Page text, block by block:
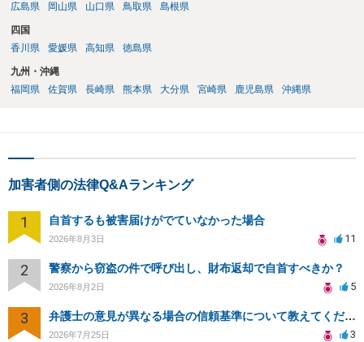
広島県
岡山県 山口県 鳥取県 島根県
四国
香川県
愛媛県 高知県 徳島県
九州・沖縄
福岡県
佐賀県 長崎県 熊本県 大分県 宮崎県 鹿児島県 沖縄県
加害者側の法律Q&Aランキング
1 自首するも被害届けがでていなかった場合
2026年8月3日 11
2 警察から窃盗の件で呼び出し、財布返却で自首すべきか？
2026年8月2日 5
3 弁護士の意見が異なる場合の信頼基準について教えてください
2026年7月25日 3